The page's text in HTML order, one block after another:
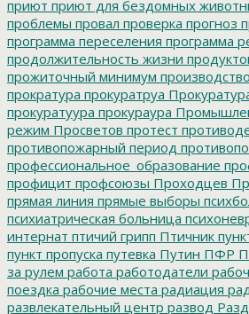
приют приют для бездомных
проблемы провал проверка прогноз
программа переселения программа
продолжительность жизни
прожиточный минимум производство
прократура прокуратруа
прокуратуура прокураура
режим Просветов протест
противопожарный период
профессиональное_образование
профицит профсоюзы Проходцев
прямая линия прямые выборы
психиатрическая больница
интернат птичий грипп Птичник
пункт пропуска путевка Путин ПФР
за рулем работа работодатели
поездка рабочие места радиация
развлекательный центр развод